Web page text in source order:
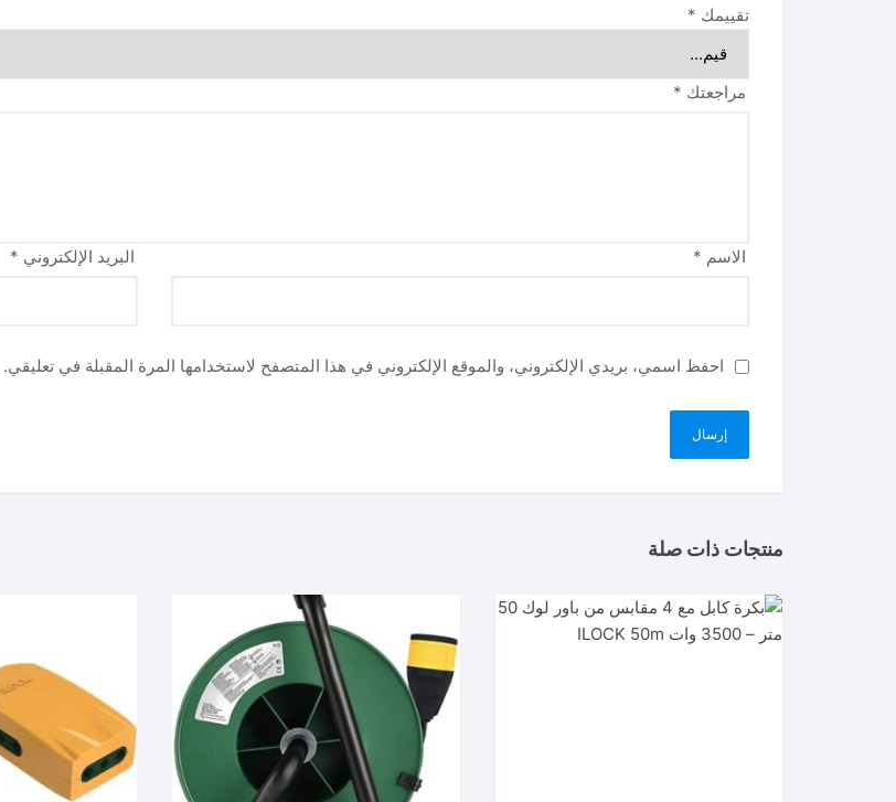
تقييمك *
مراجعتك *
الاسم * البريد الإلكتروني *
احفظ اسمي، بريدي الإلكتروني، والموقع الإلكتروني في هذا المتصفح لاستخدامها المرة المقبلة في تعليقي.
منتجات ذات صلة